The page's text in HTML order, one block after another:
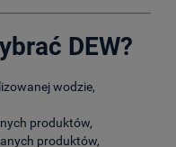
DEW?
wodzie,
produktów,
produktów,